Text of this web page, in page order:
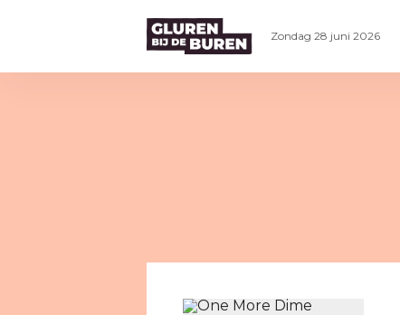
Zondag 28 juni 2026